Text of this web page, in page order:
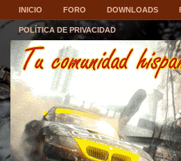
INICIO FORO DOWNLOADS
POLÍTICA DE PRIVACIDAD